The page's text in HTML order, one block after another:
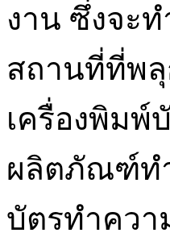
งาน ซึ่งจะ
สถานที่ที่พ
เครื่องพิมพ์
ผลิตภัณฑ์ท
บัตรทำควา